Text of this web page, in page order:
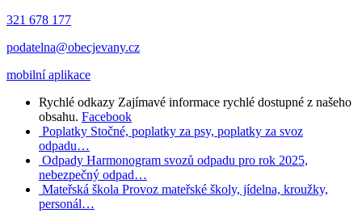
321 678 177
podatelna@obecjevany.cz
mobilní aplikace
Rychlé odkazy Zajímavé informace rychlé dostupné z našeho
obsahu. Facebook
Poplatky Stočné, poplatky za psy, poplatky za svoz
odpadu…
Odpady Harmonogram svozů odpadu pro rok 2025,
nebezpečný odpad…
Mateřská škola Provoz mateřské školy, jídelna, kroužky,
personál…